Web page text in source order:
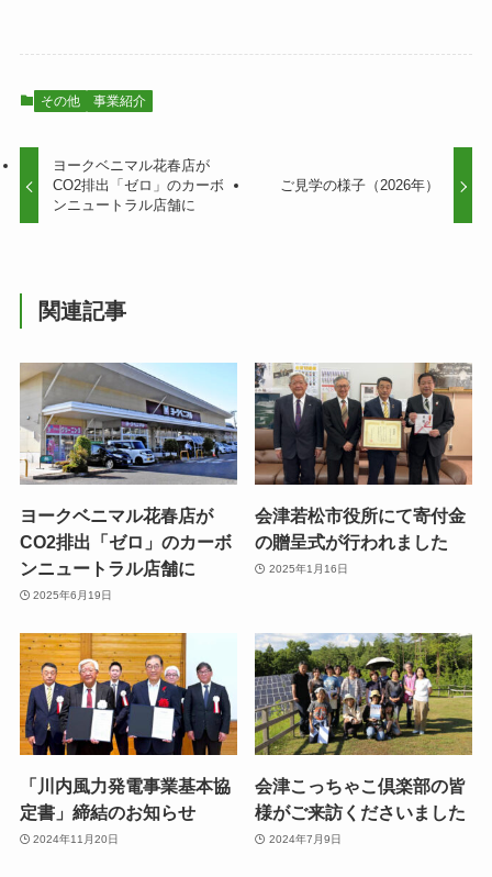
その他 事業紹介
ヨークベニマル花春店が
CO2排出「ゼロ」のカーボ
ンニュートラル店舗に
ご見学の様子（2026年）
関連記事
ヨークベニマル花春店が
CO2排出「ゼロ」のカーボ
ンニュートラル店舗に
2025年6月19日
会津若松市役所にて寄付金
の贈呈式が行われました
2025年1月16日
「川内風力発電事業基本協
定書」締結のお知らせ
2024年11月20日
会津こっちゃこ倶楽部の皆
様がご来訪くださいました
2024年7月9日